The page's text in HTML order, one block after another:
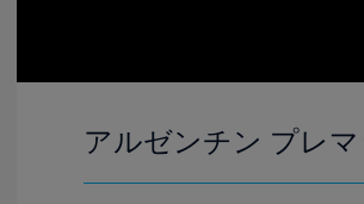
アルゼンチン プレ